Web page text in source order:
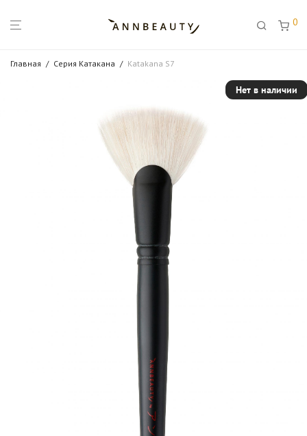
0
Главная / Серия Катакана / Katakana S7
Нет в наличии